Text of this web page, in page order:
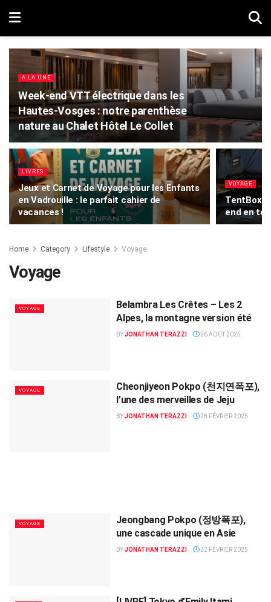
A LA UNE
Week-end VTT électrique dans les
Hautes-Vosges : notre parenthèse
nature au Chalet Hôtel Le Collet
LIVRES
Jeux et Carnet de Voyage pour les Enfants
en Vadrouille : le parfait cahier de
vacances !
VOYAGE
TentBox
end en
Home Category Lifestyle Voyage
Voyage
VOYAGE
Belambra Les Crêtes – Les 2
Alpes, la montagne version été
BYJONATHAN TERAZZI 26 AOÛT 2025
VOYAGE
Cheonjiyeon Pokpo (천지연폭포),
l’une des merveilles de Jeju
BYJONATHAN TERAZZI 28 FÉVRIER 2025
VOYAGE
Jeongbang Pokpo (정방폭포),
une cascade unique en Asie
BYJONATHAN TERAZZI 22 FÉVRIER 2025